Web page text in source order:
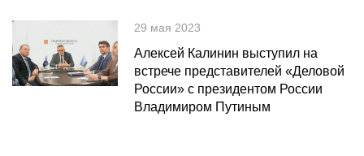
29 мая 2023
Алексей Калинин выступил на
встрече представителей «Деловой
России» с президентом России
Владимиром Путиным